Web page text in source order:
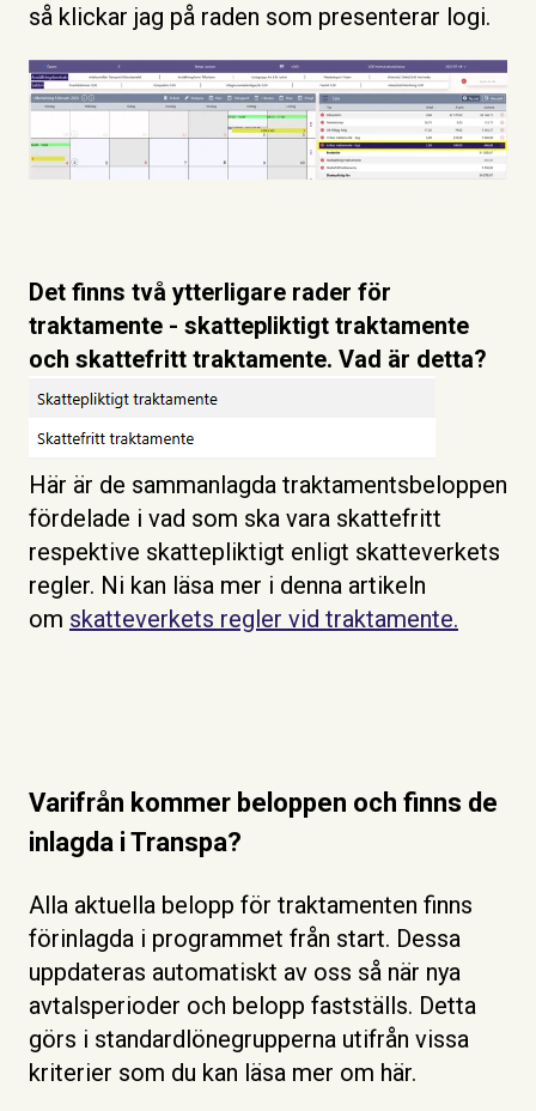
så klickar jag på raden som presenterar logi.
Det finns två ytterligare rader för
traktamente - skattepliktigt traktamente
och skattefritt traktamente. Vad är detta?
Här är de sammanlagda traktamentsbeloppen
fördelade i vad som ska vara skattefritt
respektive skattepliktigt enligt skatteverkets
regler. Ni kan läsa mer i denna artikeln
om skatteverkets regler vid traktamente.
Varifrån kommer beloppen och finns de
inlagda i Transpa?
Alla aktuella belopp för traktamenten finns
förinlagda i programmet från start. Dessa
uppdateras automatiskt av oss så när nya
avtalsperioder och belopp fastställs. Detta
görs i standardlönegrupperna utifrån vissa
kriterier som du kan läsa mer om här.